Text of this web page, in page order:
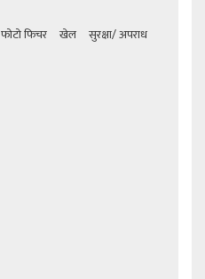
फोटो फिचर खेल
सुरक्षा/ अपराध